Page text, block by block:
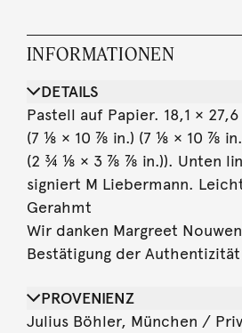
INFORMATIONEN
DETAILS
Pastell auf Papier. 18,1 ×
(7 ⅛ × 10 ⅞ in.) (7 ⅛ × 10 ⅞ in.
(2 ¾ ⅛ × 3 ⅞ ⅞ in.)). Unten
signiert M Liebermann.
Gerahmt
Wir danken Margreet
Bestätigung der
PROVENIENZ
Julius Böhler, München /